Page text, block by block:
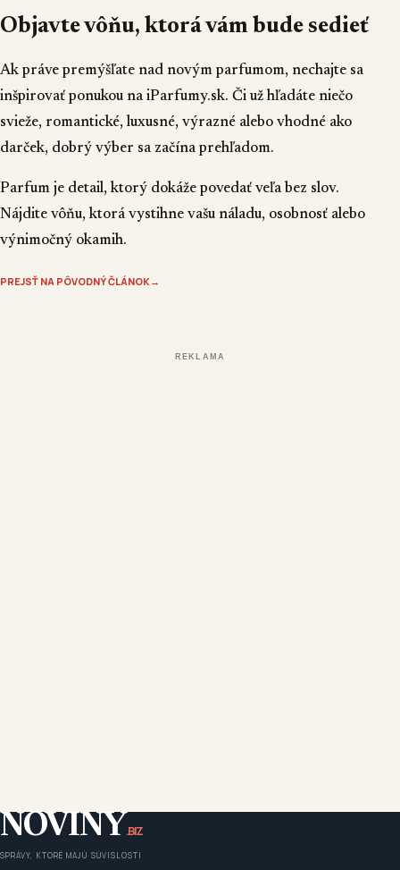
Objavte vôňu, ktorá vám bude sedieť
Ak práve premýšľate nad novým parfumom, nechajte sa
inšpirovať ponukou na iParfumy.sk. Či už hľadáte niečo
svieže, romantické, luxusné, výrazné alebo vhodné ako
darček, dobrý výber sa začína prehľadom.
Parfum je detail, ktorý dokáže povedať veľa bez slov.
Nájdite vôňu, ktorá vystihne vašu náladu, osobnosť alebo
výnimočný okamih.
PREJSŤ NA PÔVODNÝ ČLÁNOK→
REKLAMA
NOVINY.BIZ
SPRÁVY, KTORÉ MAJÚ SÚVISLOSTI